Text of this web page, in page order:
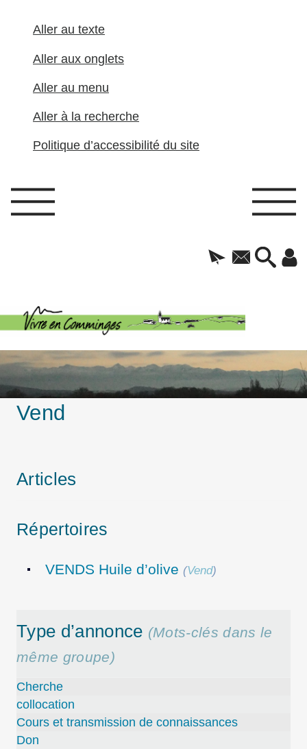
Aller au texte
Aller aux onglets
Aller au menu
Aller à la recherche
Politique d’accessibilité du site
Vend
Articles
Répertoires
VENDS Huile d’olive (Vend)
Type d’annonce (Mots-clés dans le
même groupe)
Cherche
collocation
Cours et transmission de connaissances
Don